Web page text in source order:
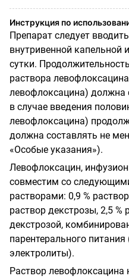
Инструкция по
Препарат следует
внутривенной капельной
сутки.
раствора
левофлоксацина) должна
в случае введения
левофлоксацина)
должна составлять не
«Особые указания»).
Левофлоксацин,
совместим со
растворами: 0,9 %
раствор декстрозы, 2,5 %
декстрозой,
парентерального
электролиты).
Раствор левофлоксацина